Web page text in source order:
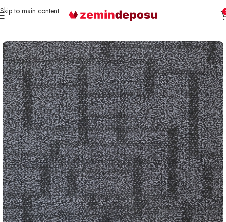
Skip to main content